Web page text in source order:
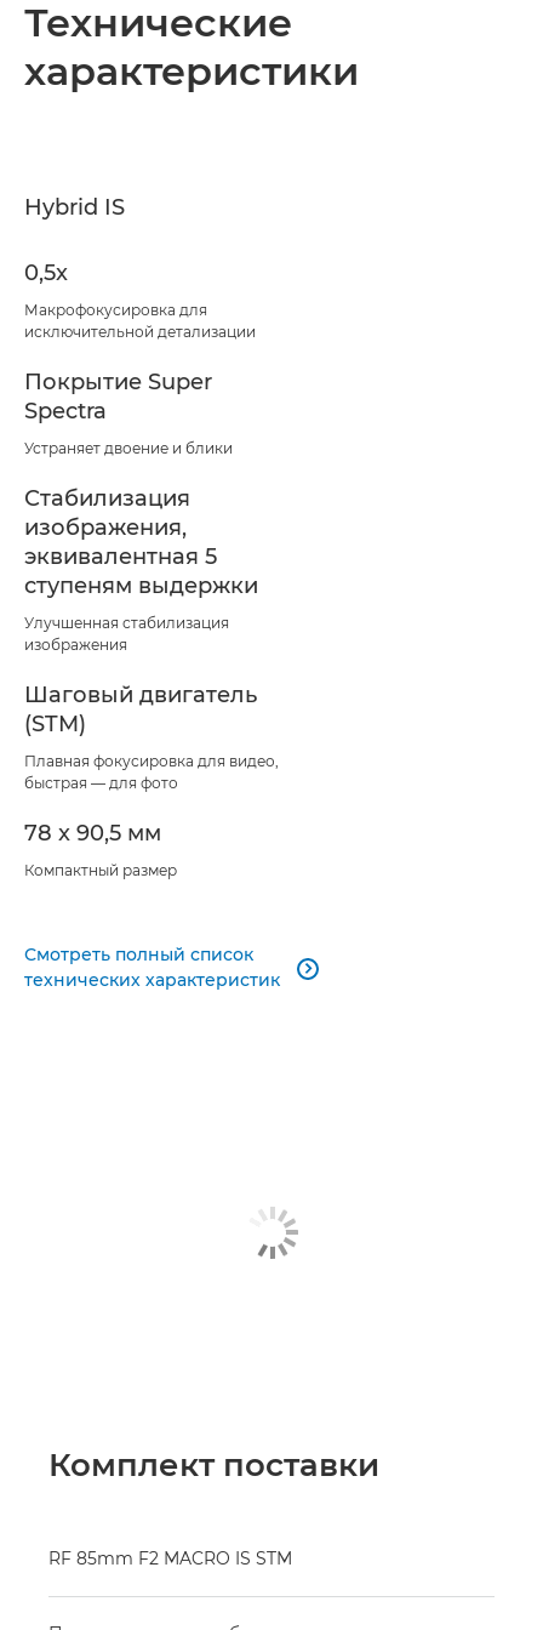
Технические
характеристики
Hybrid IS
0,5x
Макрофокусировка для
исключительной детализации
Покрытие Super
Spectra
Устраняет двоение и блики
Стабилизация
изображения,
эквивалентная 5
ступеням выдержки
Улучшенная стабилизация
изображения
Шаговый двигатель
(STM)
Плавная фокусировка для видео,
быстрая — для фото
78 x 90,5 мм
Компактный размер
Смотреть полный список
технических характеристик

Комплект поставки
RF 85mm F2 MACRO IS STM